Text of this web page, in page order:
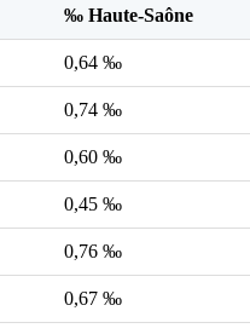
‰ Haute-Saône
0,64 ‰
0,74 ‰
0,60 ‰
0,45 ‰
0,76 ‰
0,67 ‰